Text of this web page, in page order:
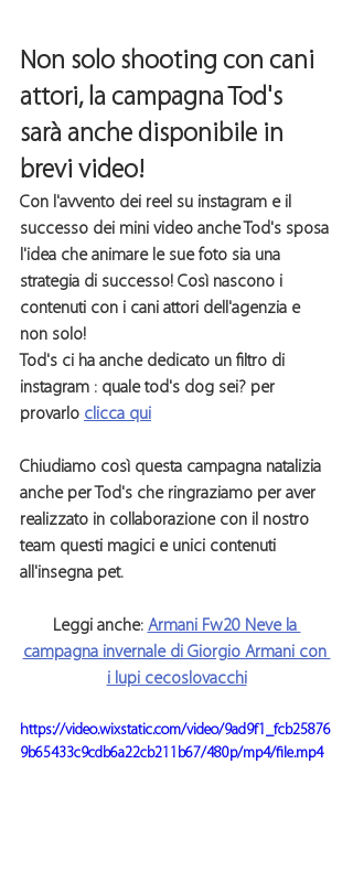
Non solo shooting con cani
attori, la campagna Tod's
sarà anche disponibile in
brevi video!
Con l'avvento dei reel su instagram e il
successo dei mini video anche Tod's sposa
l'idea che animare le sue foto sia una
strategia di successo! Così nascono i
contenuti con i cani attori dell'agenzia e
non solo!
Tod's ci ha anche dedicato un filtro di
instagram : quale tod's dog sei? per
provarlo clicca qui
Chiudiamo così questa campagna natalizia
anche per
Tod's che ringraziamo per aver
realizzato in collaborazione con il nostro
team questi magici e unici contenuti
all'insegna pet.
Leggi anche: Armani Fw20 Neve la
campagna invernale di Giorgio Armani con
i lupi cecoslovacchi
https://video.wixstatic.com/video/9ad9f1_fcb25876
9b65433c9cdb6a22cb211b67/480p/mp4/file.mp4